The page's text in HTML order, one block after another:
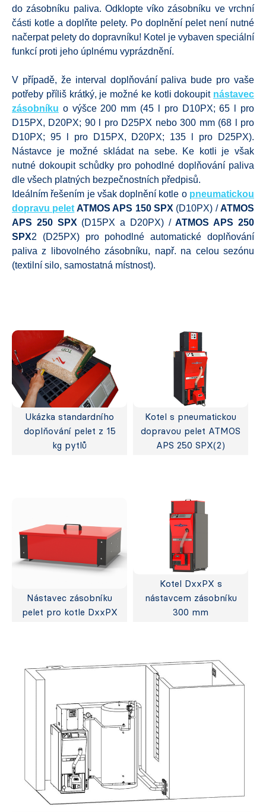
do zásobníku paliva. Odklopte víko zásobníku ve vrchní
části kotle a doplňte pelety. Po doplnění pelet není nutné
načerpat pelety do dopravníku! Kotel je vybaven speciální
funkcí proti jeho úplnému vyprázdnění.
V případě, že interval doplňování paliva bude pro vaše
potřeby příliš krátký, je možné ke kotli dokoupit nástavec
zásobníku o výšce 200 mm (45 l pro D10PX; 65 l pro
D15PX, D20PX; 90 l pro D25PX nebo 300 mm (68 l pro
D10PX; 95 l pro D15PX, D20PX; 135 l pro D25PX).
Nástavce je možné skládat na sebe. Ke kotli je však
nutné dokoupit schůdky pro pohodlné doplňování paliva
dle všech platných bezpečnostních předpisů.
Ideálním řešením je však doplnění kotle o pneumatickou
dopravu pelet ATMOS APS 150 SPX (D10PX) /ATMOS
APS 250 SPX (D15PX a D20PX) /ATMOS APS 250
SPX2 (D25PX) pro pohodlné automatické doplňování
paliva z libovolného zásobníku, např. na celou sezónu
(textilní silo, samostatná místnost).
Ukázka standardního
doplňování pelet z 15
kg pytlů
Kotel s pneumatickou
dopravou pelet ATMOS
APS 250 SPX(2)
Nástavec zásobníku
pelet pro kotle DxxPX
Kotel DxxPX s
nástavcem zásobníku
300 mm